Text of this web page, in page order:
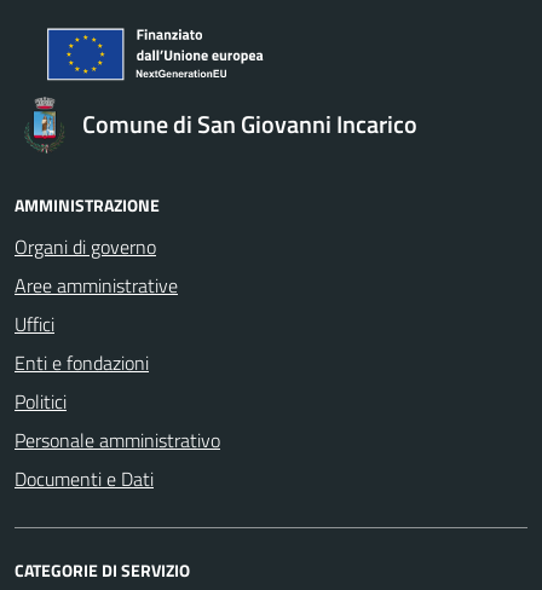
Comune di San Giovanni Incarico
AMMINISTRAZIONE
Organi di governo
Aree amministrative
Uffici
Enti e fondazioni
Politici
Personale amministrativo
Documenti e Dati
CATEGORIE DI SERVIZIO